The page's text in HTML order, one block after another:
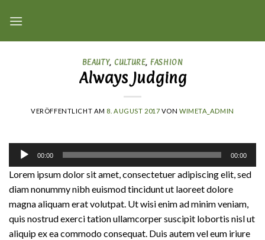
BEAUTY,CULTURE,FASHION
Always Judging
VERÖFFENTLICHT AM 8. AUGUST 2017 VON WIMETA_ADMIN
Audio-
Player
00:00 00:00
Lorem ipsum dolor sit amet, consectetuer adipiscing elit, sed
diam nonummy nibh euismod tincidunt ut laoreet dolore
magna aliquam erat volutpat. Ut wisi enim ad minim veniam,
quis nostrud exerci tation ullamcorper suscipit lobortis nisl ut
aliquip ex ea commodo consequat. Duis autem vel eum iriure